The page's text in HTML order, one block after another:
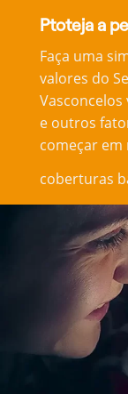
Ptoteja a
Faça uma
valores do
e outros
começar em
coberturas